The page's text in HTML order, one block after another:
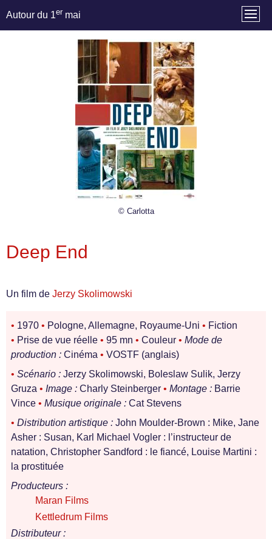
Autour du 1er mai
© Carlotta
Deep End
Un film de Jerzy Skolimowski
• 1970 • Pologne, Allemagne, Royaume-Uni • Fiction
• Prise de vue réelle • 95 mn • Couleur • Mode de
production : Cinéma • VOSTF (anglais)
• Scénario : Jerzy Skolimowski, Boleslaw Sulik, Jerzy
Gruza • Image : Charly Steinberger • Montage : Barrie
Vince • Musique originale : Cat Stevens
• Distribution artistique : John Moulder-Brown : Mike, Jane
Asher : Susan, Karl Michael Vogler : l’instructeur de
natation, Christopher Sandford : le fiancé, Louise Martini :
la prostituée
Producteurs :
Maran Films
Kettledrum Films
Distributeur :